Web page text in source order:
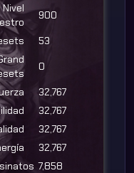
Nivel
900
53
0
32,767
32,767
32,767
32,767
7,858